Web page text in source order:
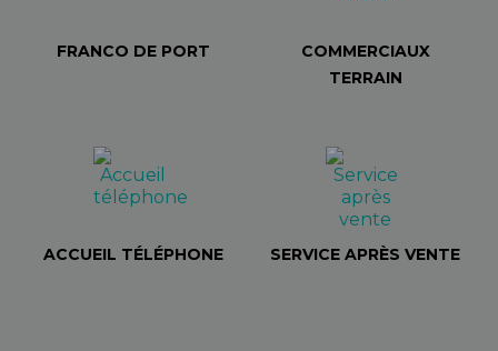
FRANCO DE PORT
COMMERCIAUX
TERRAIN
ACCUEIL TÉLÉPHONE SERVICE APRÈS VENTE